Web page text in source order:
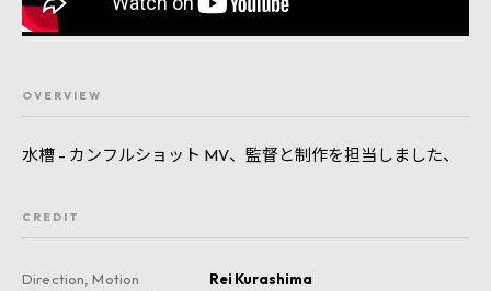
OVERVIEW
水槽 - カンフルショット MV、監督と制作を担当しました、
CREDIT
Direction, Motion
Rei Kurashima